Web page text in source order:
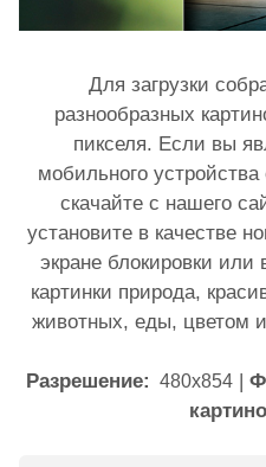
Для загрузки
разнообразных
пикселя. Если вы
мобильного
скачайте с нашего
установите в качестве
экране блокировки
картинки природа,
животных, еды, цветом
Разрешение: 480x854|